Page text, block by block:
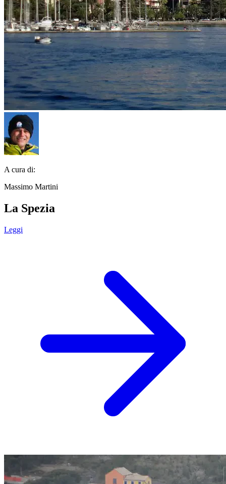
A cura di:
Massimo Martini
La Spezia
Leggi